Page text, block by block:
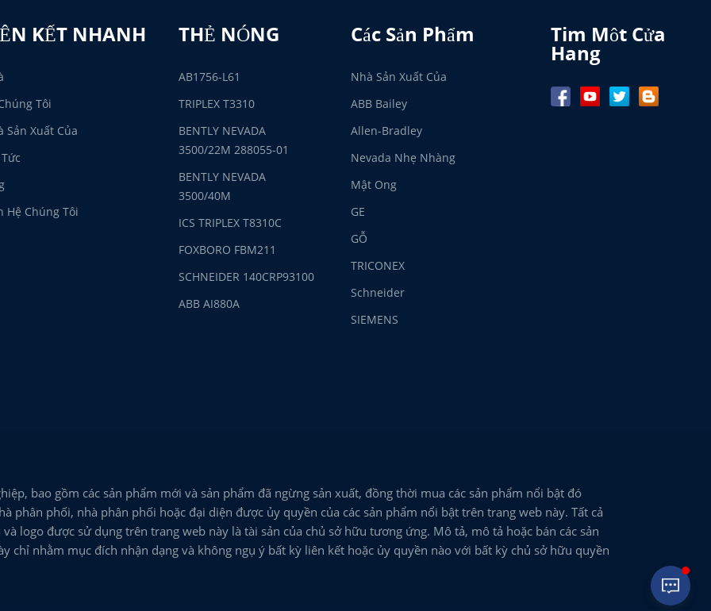
KẾT NHANH
Tôi
Sản Xuất Của
Hệ Chúng Tôi
THẺ NÓNG
AB1756-L61
TRIPLEX T3310
BENTLY NEVADA
3500/22M 288055-01
BENTLY NEVADA
3500/40M
ICS TRIPLEX T8310C
FOXBORO FBM211
SCHNEIDER 140CRP93100
ABB AI880A
Các Sản Phẩm
Nhà Sản Xuất Của
ABB Bailey
Allen-Bradley
Nevada Nhẹ Nhàng
Mật Ong
GE
GỖ
TRICONEX
Schneider
SIEMENS
Tim Môt Cửa
Hang
bao gồm các sản phẩm mới và sản phẩm đã ngừng sản xuất, đồng thời mua các sản phẩm nổi bật đó
phân phối, nhà phân phối hoặc đại diện được ủy quyền của các sản phẩm nổi bật trên trang web này. Tất cả
logo được sử dụng trên trang web này là tài sản của chủ sở hữu tương ứng. Mô tả, mô tả hoặc bán các sản
chỉ nhằm mục đích nhận dạng và không ngụ ý bất kỳ liên kết hoặc ủy quyền nào với bất kỳ chủ sở hữu quyền